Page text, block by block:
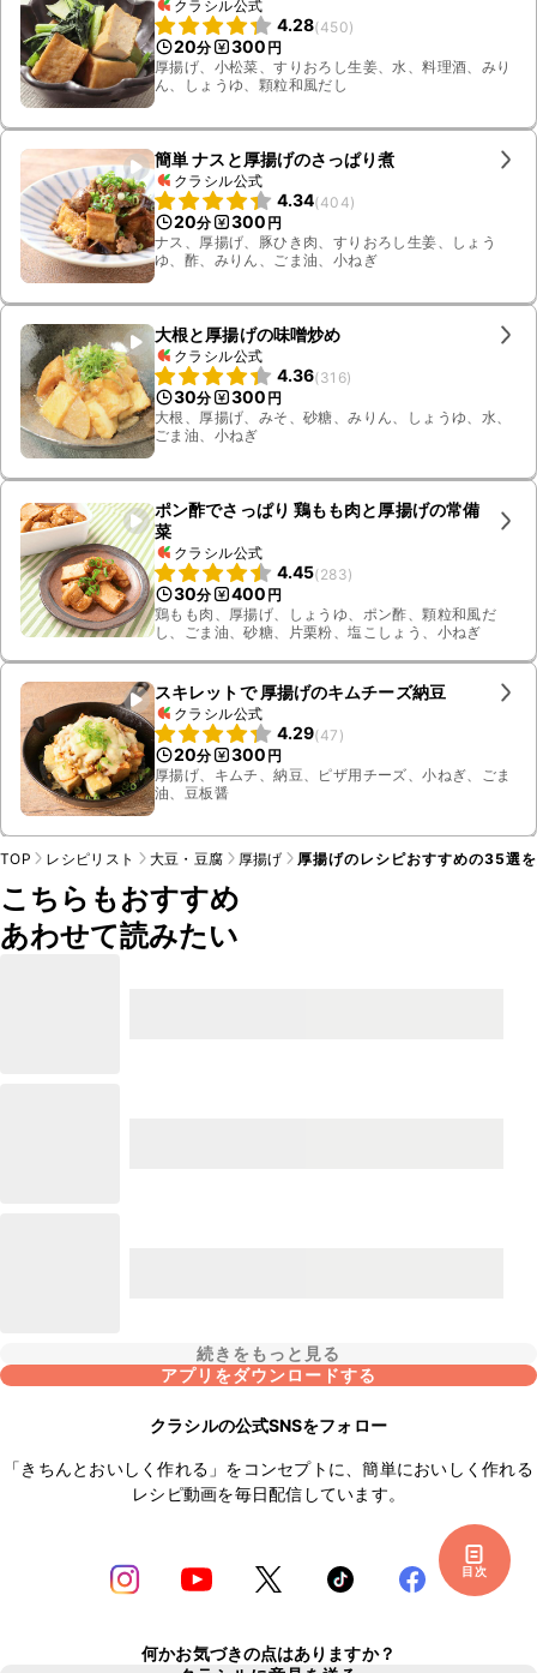
クラシル公式
4.28(450)
20分 300 円
厚揚げ、小松菜、すりおろし生姜、水、料理酒、みり
ん、しょうゆ、顆粒和風だし
簡単 ナスと厚揚げのさっぱり煮
クラシル公式
4.34(404)
20分 300 円
ナス、厚揚げ、豚ひき肉、すりおろし生姜、しょう
ゆ、酢、みりん、ごま油、小ねぎ
大根と厚揚げの味噌炒め
クラシル公式
4.36(316)
30分 300 円
大根、厚揚げ、みそ、砂糖、みりん、しょうゆ、水、
ごま油、小ねぎ
ポン酢でさっぱり 鶏もも肉と厚揚げの常備
菜
クラシル公式
4.45(283)
30分 400 円
鶏もも肉、厚揚げ、しょうゆ、ポン酢、顆粒和風だ
し、ごま油、砂糖、片栗粉、塩こしょう、小ねぎ
スキレットで 厚揚げのキムチーズ納豆
クラシル公式
4.29(47 )
20分 300 円
厚揚げ、キムチ、納豆、ピザ用チーズ、小ねぎ、ごま
油、豆板醤
目次
TOP レシピリスト 大豆・豆腐 厚揚げ 厚揚げのレシピおすすめの35選
こちらもおすすめ
あわせて読みたい
続きをもっと見る
アプリをダウンロードする
クラシルの公式SNSをフォロー
「きちんとおいしく作れる」をコンセプトに、簡単においしく作れる
レシピ動画を毎日配信しています。
何かお気づきの点はありますか？